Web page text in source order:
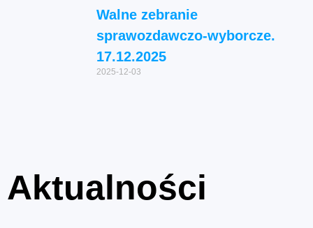
Walne zebranie
sprawozdawczo-wyborcze.
17.12.2025
2025-12-03
Aktualności